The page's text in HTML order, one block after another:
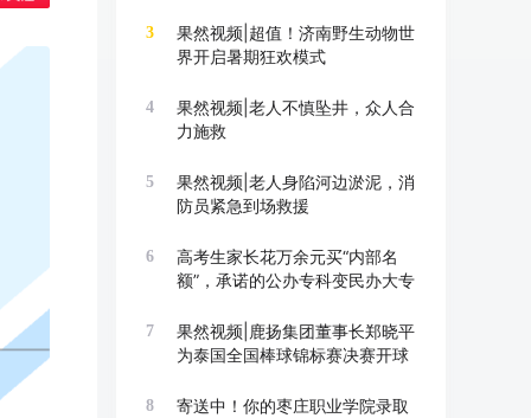
3
果然视频|超值！济南野生动物世
界开启暑期狂欢模式
4
果然视频|老人不慎坠井，众人合
力施救
5
果然视频|老人身陷河边淤泥，消
防员紧急到场救援
6
高考生家长花万余元买“内部名
额”，承诺的公办专科变民办大专
7
果然视频|鹿扬集团董事长郑晓平
为泰国全国棒球锦标赛决赛开球
8
寄送中！你的枣庄职业学院录取